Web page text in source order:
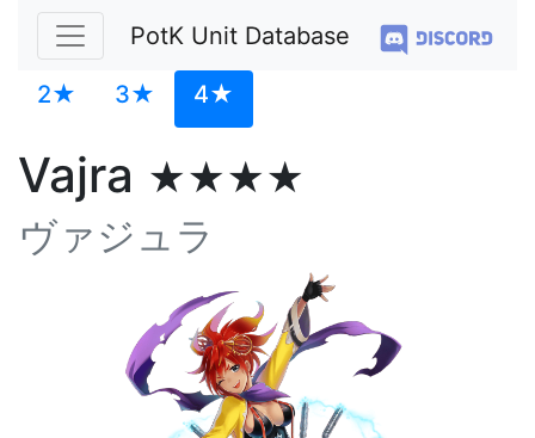
PotK Unit Database
2★ 3★ 4★
Vajra ★★★★
ヴァジュラ